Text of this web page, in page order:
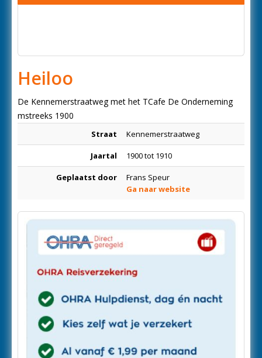
Heiloo
De Kennemerstraatweg met het TCafe De Onderneming
mstreeks 1900
Straat Kennemerstraatweg
Jaartal 1900 tot 1910
Geplaatst door
Frans Speur
Ga naar website